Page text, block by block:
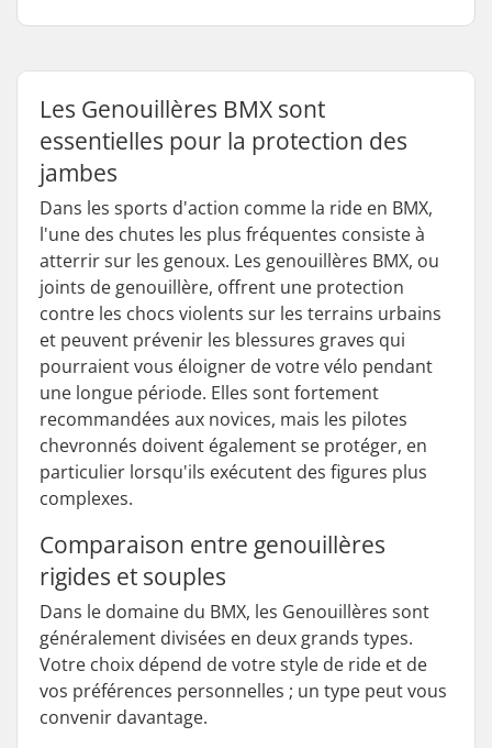
Les Genouillères BMX sont
essentielles pour la protection des
jambes
Dans les sports d'action comme la ride en BMX,
l'une des chutes les plus fréquentes consiste à
atterrir sur les genoux. Les genouillères BMX, ou
joints de genouillère, offrent une protection
contre les chocs violents sur les terrains urbains
et peuvent prévenir les blessures graves qui
pourraient vous éloigner de votre vélo pendant
une longue période. Elles sont fortement
recommandées aux novices, mais les pilotes
chevronnés doivent également se protéger, en
particulier lorsqu'ils exécutent des figures plus
complexes.
Comparaison entre genouillères
rigides et souples
Dans le domaine du BMX, les Genouillères sont
généralement divisées en deux grands types.
Votre choix dépend de votre style de ride et de
vos préférences personnelles ; un type peut vous
convenir davantage.